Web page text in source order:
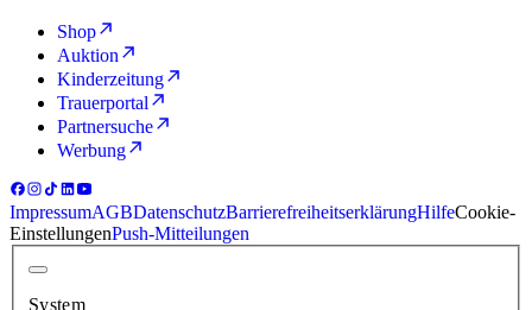
Shop
Auktion
Kinderzeitung
Trauerportal
Partnersuche
Werbung
ImpressumAGBDatenschutzBarrierefreiheitserklärungHilfeCookie-
EinstellungenPush-Mitteilungen
System